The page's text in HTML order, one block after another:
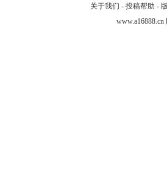
关于我们 - 投稿帮助 -